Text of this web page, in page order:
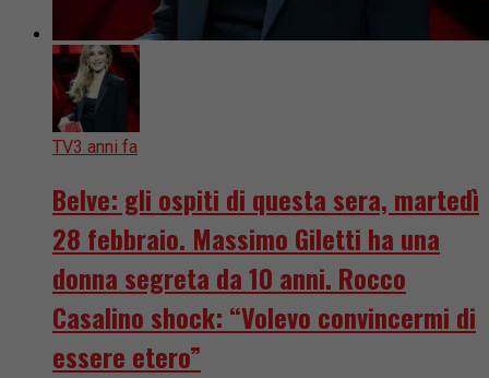
TV3 anni fa
Belve: gli ospiti di questa sera, martedì
28 febbraio. Massimo Giletti ha una
donna segreta da 10 anni. Rocco
Casalino shock: “Volevo convincermi di
essere etero”